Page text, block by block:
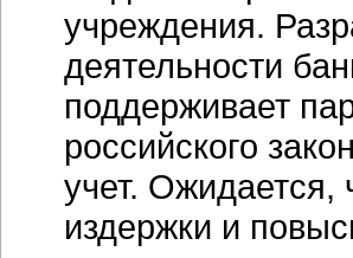
учреждения.
деятельности
поддерживает
российского
учет. Ожидается,
издержки и